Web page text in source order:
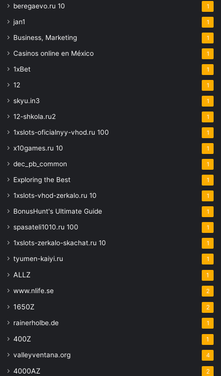
beregaevo.ru 10 1
jan1 1
Business, Marketing 1
Casinos online en México 1
1xBet 1
12 1
skyu.in3 1
12-shkola.ru2 1
1xslots-oficialnyy-vhod.ru 100 1
x10games.ru 10 1
dec_pb_common 1
Exploring the Best 1
1xslots-vhod-zerkalo.ru 10 1
BonusHunt's Ultimate Guide 1
spasateli1010.ru 100 1
1xslots-zerkalo-skachat.ru 10 1
tyumen-kaiyi.ru 1
ALLZ 1
www.nlife.se 2
1650Z 2
rainerholbe.de 1
400Z 1
valleyventana.org 4
4000AZ 2